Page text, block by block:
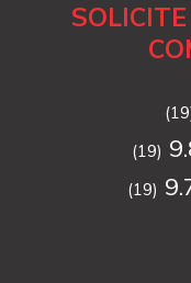
(19)
(19)